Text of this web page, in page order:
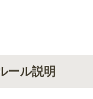
ール説明